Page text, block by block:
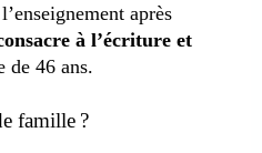
après
à l’écriture et
de 46 ans.
famille ?